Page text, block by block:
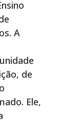
A
de
Ele,